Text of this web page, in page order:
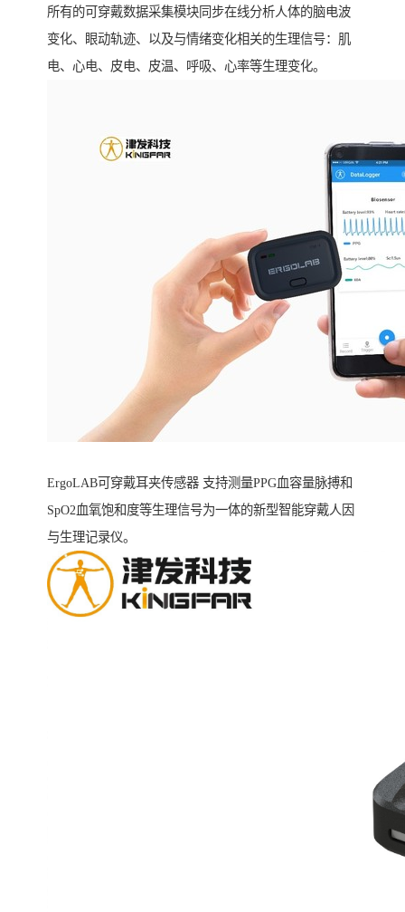
所有的可穿戴数据采集模块同步在线分析人体的脑电波
变化、眼动轨迹、以及与情绪变化相关的生理信号：肌
电、心电、皮电、皮温、呼吸、心率等生理变化。
ErgoLAB可穿戴耳夹传感器 支持测量PPG血容量脉搏和
SpO2血氧饱和度等生理信号为一体的新型智能穿戴人因
与生理记录仪。